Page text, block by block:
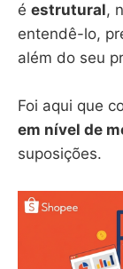
é estrutural,
entendê-lo,
além do seu
Foi aqui que
em nível de
suposições.